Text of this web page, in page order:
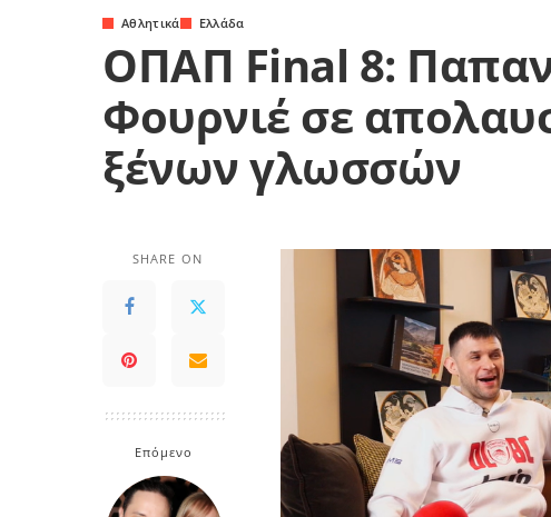
Αθλητικά Ελλάδα
ΟΠΑΠ Final 8:
Φουρνιέ σε
ξένων γλωσσών
SHARE ON
Επόμενο